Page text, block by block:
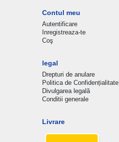
Contul meu
Autentificare
Inregistreaza-te
Coş
legal
Drepturi de anulare
Politica de Confidențialitate
Divulgarea legală
Conditii generale
Livrare